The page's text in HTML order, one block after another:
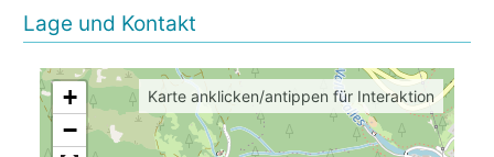
Lage und Kontakt
+
−
Karte anklicken/antippen für Interaktion